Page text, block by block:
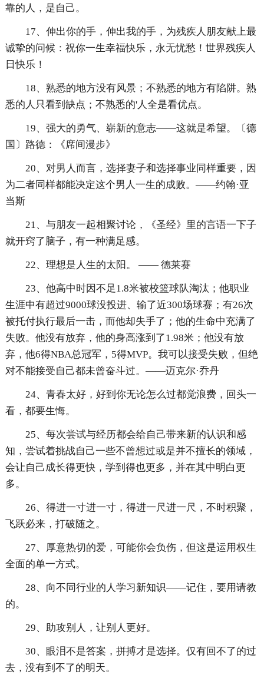
靠的人，是自己。
17、伸出你的手，伸出我的手，为残疾人朋友献上最
诚挚的问候：祝你一生幸福快乐，永无忧愁！世界残疾人
日快乐！
18、熟悉的地方没有风景；不熟悉的地方有陷阱。熟
悉的人只看到缺点；不熟悉的'人全是看优点。
19、强大的勇气、崭新的意志——这就是希望。〔德
国〕路德：《席间漫步》
20、对男人而言，选择妻子和选择事业同样重要，因
为二者同样都能决定这个男人一生的成败。——约翰·亚
当斯
21、与朋友一起相聚讨论，《圣经》里的言语一下子
就开窍了脑子，有一种满足感。
22、理想是人生的太阳。 —— 德莱赛
23、他高中时因不足1.8米被校篮球队淘汰；他职业
生涯中有超过9000球没投进、输了近300场球赛；有26次
被托付执行最后一击，而他却失手了；他的生命中充满了
失败。他没有放弃，他的身高涨到了1.98米；他没有放
弃，他6得NBA总冠军，5得MVP。我可以接受失败，但绝
对不能接受自己都未曾奋斗过。——迈克尔·乔丹
24、青春太好，好到你无论怎么过都觉浪费，回头一
看，都要生悔。
25、每次尝试与经历都会给自己带来新的认识和感
知，尝试着挑战自己一些不曾想过或是并不擅长的领域，
会让自己成长得更快，学到得也更多，并在其中明白更
多。
26、得进一寸进一寸，得进一尺进一尺，不时积聚，
飞跃必来，打破随之。
27、厚意热切的爱，可能你会负伤，但这是运用权生
全面的单一方式。
28、向不同行业的人学习新知识——记住，要用请教
的。
29、助攻别人，让别人更好。
30、眼泪不是答案，拼搏才是选择。仅有回不了的过
去，没有到不了的明天。